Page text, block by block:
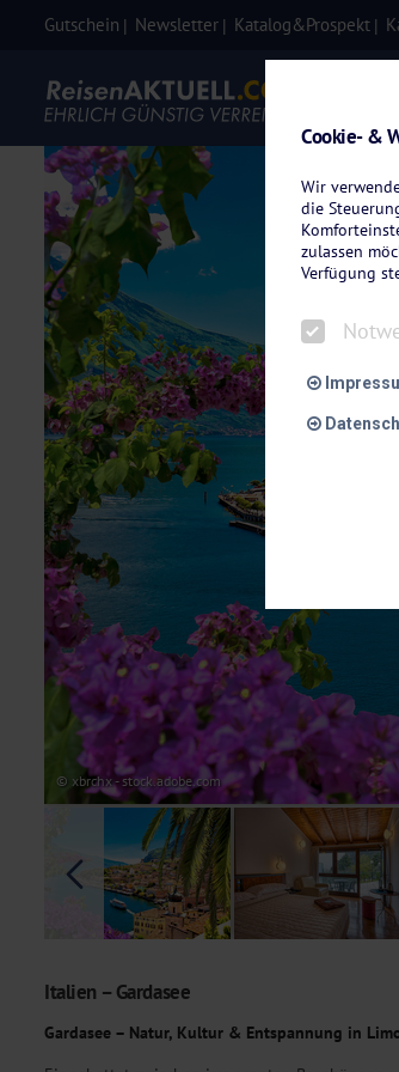
Gutschein Newsletter Katalog&Prospekt
© xbrchx - stock.adobe.com
Italien – Gardasee
Gardasee – Natur, Kultur & Entspannung in
Cookie- &
Wir
die
zulassen
Verfügung
Diese
möchten,
Statistik
Um unser
dieser
unsere
Marketing
Diese